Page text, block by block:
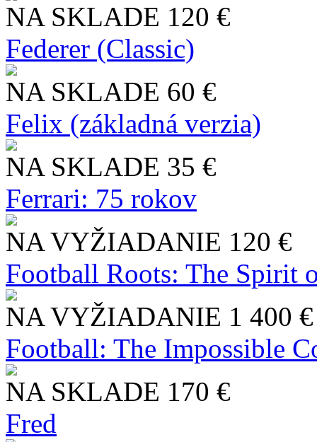
NA SKLADE 120 €
Federer (Classic)
NA SKLADE 60 €
Felix (základná verzia)
NA SKLADE 35 €
Ferrari: 75 rokov
NA VYŽIADANIE 120 €
Football Roots: The Spirit
NA VYŽIADANIE 1 400 €
Football: The Impossible
NA SKLADE 170 €
Fred